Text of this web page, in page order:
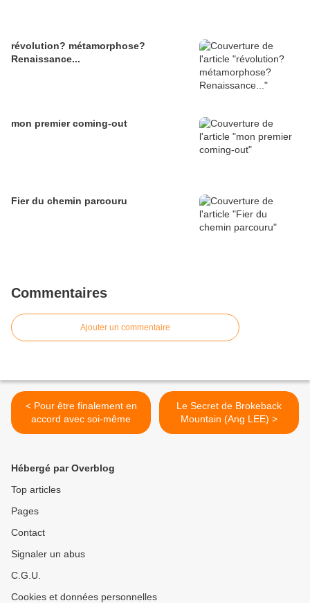
révolution? métamorphose?
Renaissance...
mon premier coming-out
Fier du chemin parcouru
Commentaires
Ajouter un commentaire
< Pour être finalement en
accord avec soi-même
Le Secret de Brokeback
Mountain (Ang LEE) >
Hébergé par Overblog
Top articles
Pages
Contact
Signaler un abus
C.G.U.
Cookies et données personnelles